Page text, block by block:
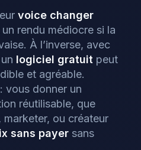
voice changer
rendu médiocre si la
À l’inverse, avec
logiciel gratuit peut
et agréable.
vous donner un
réutilisable, que
ou créateur
sans payer sans